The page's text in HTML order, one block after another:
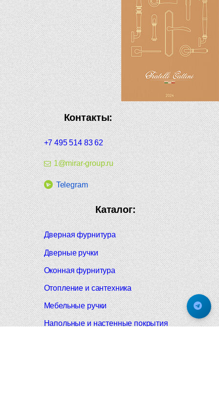
Контакты:
+7 495 514 83 62
1@mirar-group.ru
Telegram
Каталог:
Дверная фурнитура
Дверные ручки
Оконная фурнитура
Отопление и сантехника
Мебельные ручки
Напольные и настенные покрытия